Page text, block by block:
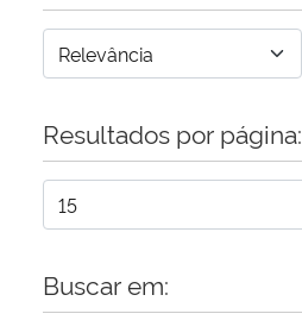
Resultados por página:
Buscar em: